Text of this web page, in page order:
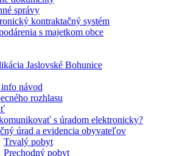
správy
kontraktačný systém
s majetkom obce
Jaslovské Bohunice
návod
rozhlasu
s úradom elektronicky?
úrad a evidencia obyvateľov
Trvalý pobyt
Prechodný pobyt